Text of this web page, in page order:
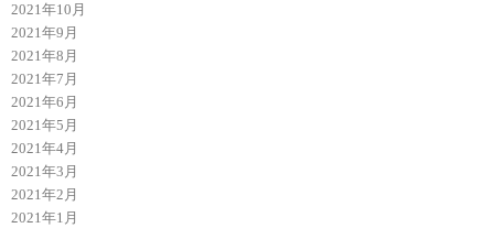
2021年10月
2021年9月
2021年8月
2021年7月
2021年6月
2021年5月
2021年4月
2021年3月
2021年2月
2021年1月